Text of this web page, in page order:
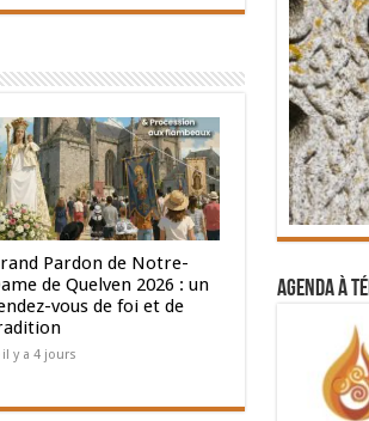
Pardon de Notre-
de Quelven 2026 : un
vous de foi et de
il y a 4 jours
Agenda à